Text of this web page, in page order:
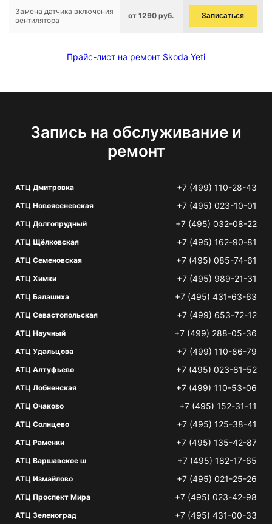
Замена датчика включения
вентилятора
от 1290 руб. Записаться
Прайс-лист на ремонт Skoda Yeti
Запись на обслуживание и
ремонт
АТЦ Дмитровка +7 (499) 110-28-43
АТЦ Новоясеневская +7 (495) 023-10-01
АТЦ Долгопрудный +7 (495) 032-08-22
АТЦ Щёлковская +7 (495) 162-90-81
АТЦ Семеновская +7 (495) 085-74-61
АТЦ Химки +7 (495) 989-21-31
АТЦ Балашиха +7 (495) 431-63-63
АТЦ Севастопольская +7 (499) 653-72-12
АТЦ Научный +7 (499) 288-05-36
АТЦ Удальцова +7 (499) 110-86-79
АТЦ Алтуфьево +7 (495) 023-81-52
АТЦ Лобненская +7 (499) 110-53-06
АТЦ Очаково +7 (495) 152-31-11
АТЦ Солнцево +7 (495) 125-38-41
АТЦ Раменки +7 (495) 135-42-87
АТЦ Варшавское ш +7 (495) 182-17-65
АТЦ Измайлово +7 (495) 021-25-26
АТЦ Проспект Мира +7 (495) 023-42-98
АТЦ Зеленоград +7 (495) 431-00-33